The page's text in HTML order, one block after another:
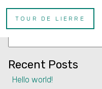
TOUR DE LIERRE
Home
Properties
Property
Rechercher
Recent Posts
Hello world!